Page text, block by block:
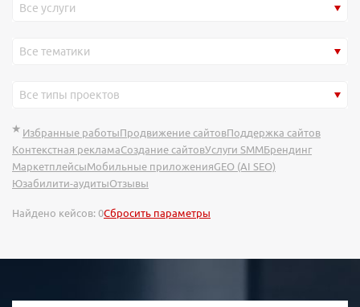
Все услуги
Все тематики
Все типы проектов
Избранные работыПродвижение сайтовПоддержка сайтов
Контекстная рекламаСоздание сайтовУслуги SMMБрендинг
МаркетплейсыМобильные приложенияGEO (AI SEO)
Юзабилити-аудитыОтзывы
Найдено кейсов: 0Сбросить параметры